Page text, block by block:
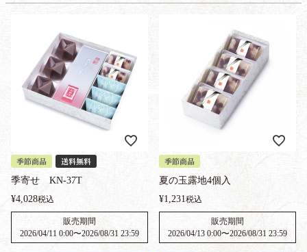
季節商品 送料無料
季寄せ KN-37T
¥4,028税込
販売期間
2026/04/11 0:00〜2026/08/31 23:59
季節商品
夏の玉露地4個入
¥1,231税込
販売期間
2026/04/13 0:00〜2026/08/31 23:59